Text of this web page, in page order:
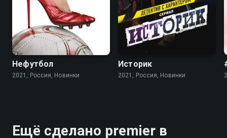
Нефутбол
2021, Россия, Новинки
Историк
2021, Россия, Новинки
Ещё сделано premier в